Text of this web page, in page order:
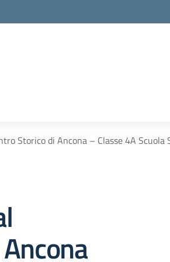
Storico di Ancona – Classe 4A Scuola